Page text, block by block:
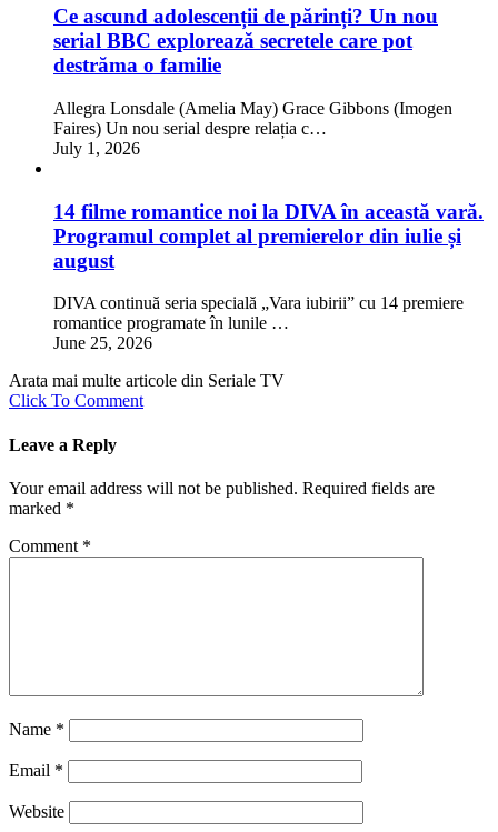
Ce ascund adolescenții de părinți? Un nou
serial BBC explorează secretele care pot
destrăma o familie
Allegra Lonsdale (Amelia May) Grace Gibbons (Imogen
Faires) Un nou serial despre relația c…
July 1, 2026
14 filme romantice noi la DIVA în această vară.
Programul complet al premierelor din iulie și
august
DIVA continuă seria specială „Vara iubirii” cu 14 premiere
romantice programate în lunile …
June 25, 2026
Arata mai multe articole din Seriale TV
Click To Comment
Leave a Reply
Your email address will not be published. Required fields are
marked *
Comment *
Name *
Email *
Website